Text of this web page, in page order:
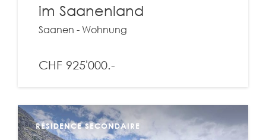
im Saanenland
Saanen - Wohnung
CHF 925'000.-
RÉSIDENCE SECONDAIRE